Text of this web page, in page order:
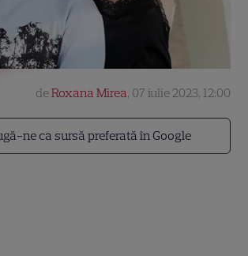
ne ca sursă preferată în Google
deRoxana Mirea, 07 iulie 2023, 12:00